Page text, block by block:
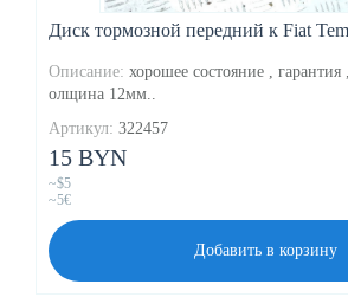
Диск тормозной передний к Fiat
Описание: хорошее состояние ,
олщина 12мм..
Артикул: 322457
15 BYN
~$5
~5€
Добавить в корзину